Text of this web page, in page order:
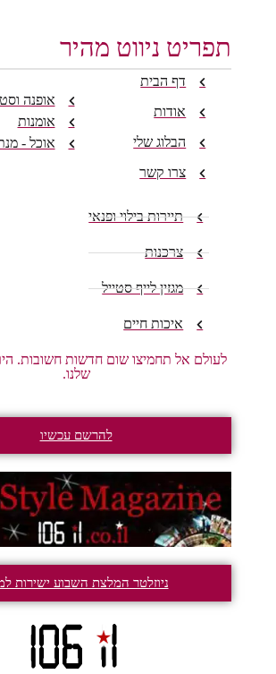
תפריט ניווט מהיר
דף הבית
אודות
הבלוג שלי
צרו קשר
אופנה וסטייל
אומנות
אוכל - מנת
תיירות בילוי ופנאי
צרכנות
מגזין לייף סטייל
איכות חיים
לעולם אל תחמיצו שום חדשות חשובות.
שלנו.
להרשם עכשיו
ניוזלטר המלצת השבוע ישירות למייל